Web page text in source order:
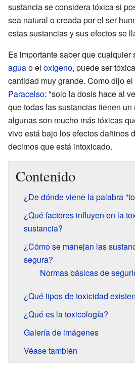
sustancia se considera tóxica si
sea natural o creada por el ser
estas sustancias y sus efectos se
Es importante saber que cualquier
aguao el oxígeno, puede ser
cantidad muy grande. Como dijo
Paracelso: "solo la dosis hace al
que todas las sustancias tienen
algunas son mucho más tóxicas
vivo está bajo los efectos dañinos
decimos que está intoxicado.
Contenido
¿De dónde viene la palabra
¿Qué factores influyen en la
sustancia?
¿Cómo se manejan las
segura?
Normas básicas de
¿Qué tipos de toxicidad
¿Qué es la toxicología?
Galería de imágenes
Véase también